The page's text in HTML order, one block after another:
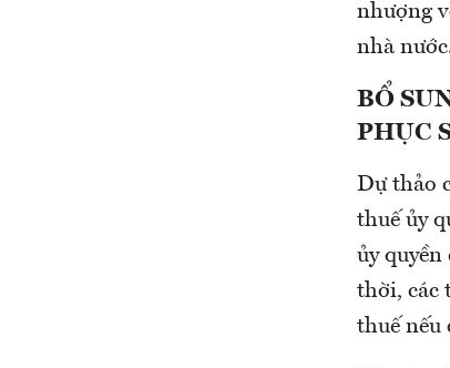
nhượng
nhà
BỔ
PHỤC
Dự thảo
thuế ủy
ủy
thời, các
thuế nếu